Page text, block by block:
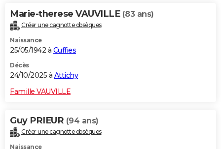
Marie-therese VAUVILLE (83 ans)
Créer une cagnotte obsèques
Naissance
25/05/1942 à Cuffies
Décès
24/10/2025 à Attichy
Famille VAUVILLE
Guy PRIEUR (94 ans)
Créer une cagnotte obsèques
Naissance